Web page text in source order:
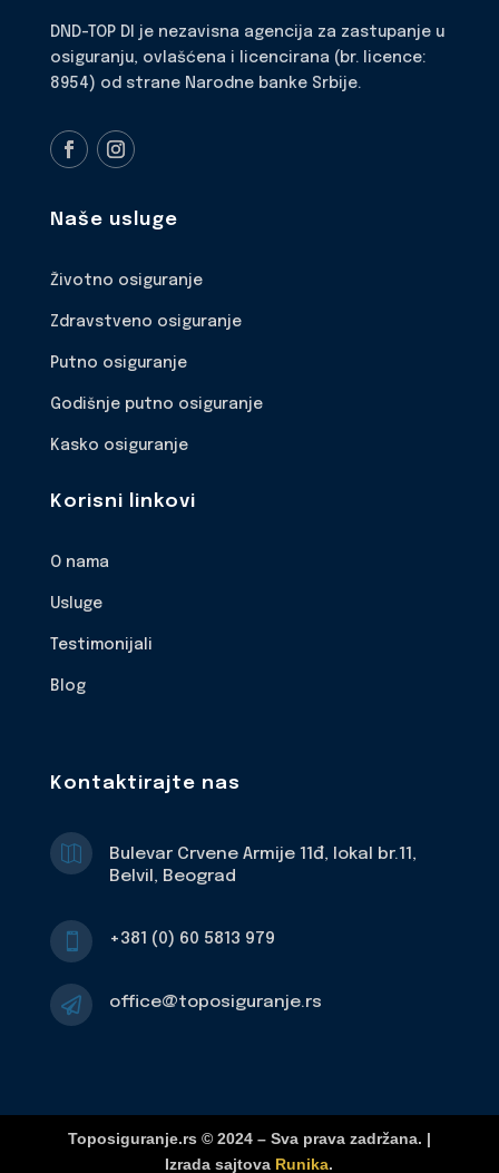
DND-TOP DI je nezavisna agencija za zastupanje u
osiguranju, ovlašćena i licencirana (br. licence:
8954) od strane Narodne banke Srbije.
Naše usluge
Životno osiguranje
Zdravstveno osiguranje
Putno osiguranje
Godišnje putno osiguranje
Kasko osiguranje
Korisni linkovi
O nama
Usluge
Testimonijali
Blog
Kontaktirajte nas

Bulevar Crvene Armije 11đ, lokal br.11,
Belvil, Beograd
 +381 (0) 60 5813 979
 office@toposiguranje.rs
Toposiguranje.rs © 2024 – Sva prava zadržana. |
Izrada sajtova Runika.